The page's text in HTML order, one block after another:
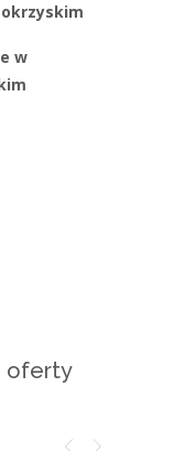
w
oferty